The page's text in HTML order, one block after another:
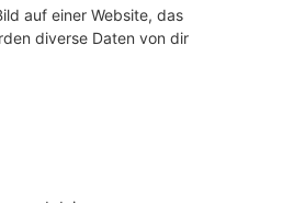
auf einer Website, das
diverse Daten von dir